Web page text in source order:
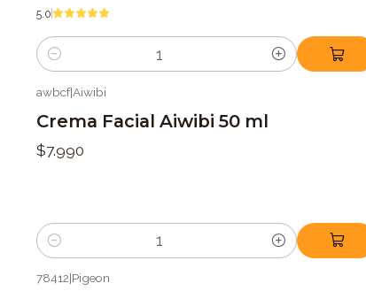
5.0
Cantidad
awbcf|Aiwibi
Crema Facial Aiwibi 50 ml
$7.990
Cantidad
78412|Pigeon